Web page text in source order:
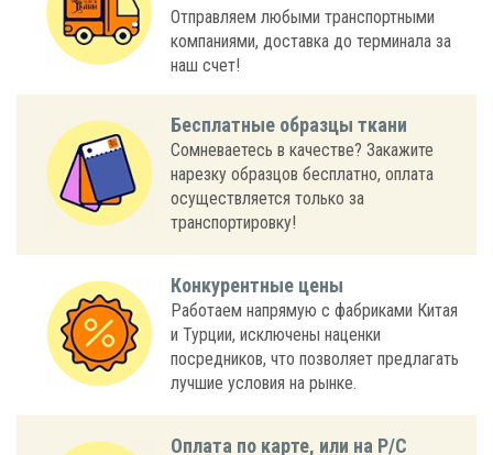
Отправляем любыми транспортными
компаниями, доставка до терминала за
наш счет!
Бесплатные образцы ткани
Сомневаетесь в качестве? Закажите
нарезку образцов бесплатно, оплата
осуществляется только за
транспортировку!
Конкурентные цены
Работаем напрямую с фабриками Китая
и Турции, исключены наценки
посредников, что позволяет предлагать
лучшие условия на рынке.
Оплата по карте, или на Р/С